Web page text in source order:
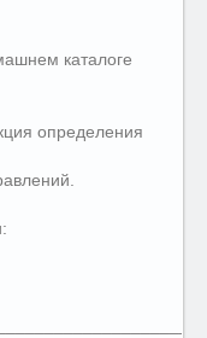
каталоге
определения